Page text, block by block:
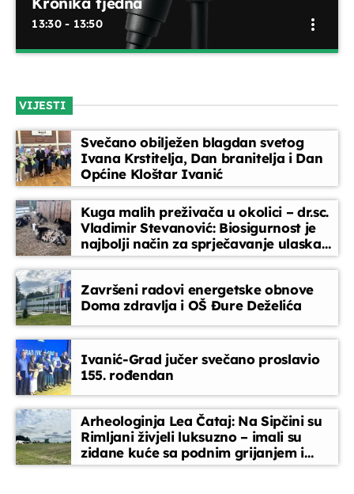
Slušatelji uređuju
14:30 - 15:45
EPP reklame
Zlatni evergreen
16:00 - 17:00
Glazbeni blok
17:00 - 17:30
13:30 - 13:50 more_vert
'Kronika tjedna' donosi sažetak vijesti, priča i tema koje su
obilježile tjedan u Ivanić-Gradu i šire. Idealno za one koji
žele ostati informirani, a nemaju vremena pratiti sve
svakodnevno.
VIJESTI
Svečano obilježen blagdan svetog
Ivana Krstitelja, Dan branitelja i Dan
Općine Kloštar Ivanić
Kuga malih preživača u okolici – dr.sc.
Vladimir Stevanović: Biosigurnost je
najbolji način za sprječavanje ulaska
bolesti
Završeni radovi energetske obnove
Doma zdravlja i OŠ Đure Deželića
Ivanić-Grad jučer svečano proslavio
155. rođendan
Arheologinja Lea Čataj: Na Sipčini su
Rimljani živjeli luksuzno – imali su
zidane kuće sa podnim grijanjem i
oslikanim zidovima